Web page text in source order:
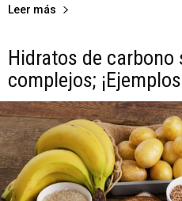
Leer más
Hidratos de carbono
complejos;